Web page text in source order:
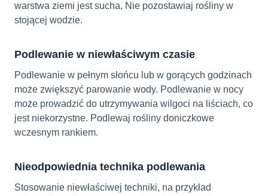
warstwa ziemi jest sucha, Nie pozostawiaj rośliny w
stojącej wodzie.
Podlewanie w niewłaściwym czasie
Podlewanie w pełnym słońcu lub w gorących godzinach
może zwiększyć parowanie wody. Podlewanie w nocy
może prowadzić do utrzymywania wilgoci na liściach, co
jest niekorzystne. Podlewaj rośliny doniczkowe
wczesnym rankiem.
Nieodpowiednia technika podlewania
Stosowanie niewłaściwej techniki, na przykład